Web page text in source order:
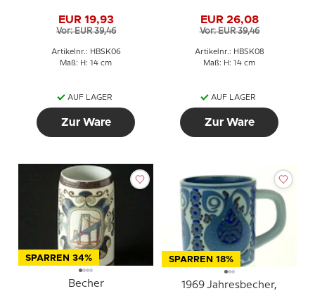
Gustaf und Silvia
EUR 19,93
Vor: EUR 39,46
Artikelnr.: HBSK06
Maß: H: 14 cm
AUF LAGER
Zur Ware
EUR 26,08
Vor: EUR 39,46
Artikelnr.: HBSK08
Maß: H: 14 cm
AUF LAGER
Zur Ware
SPARREN 34%
Becher
SPARREN 18%
1969 Jahresbecher,